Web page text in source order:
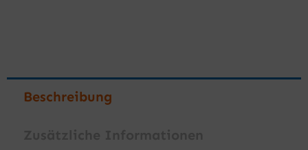
Beschreibung